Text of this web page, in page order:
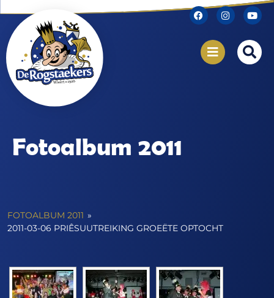
Fotoalbum 2011
FOTOALBUM 2011 »
2011-03-06 PRIÊSUUTREIKING GROEËTE OPTOCHT